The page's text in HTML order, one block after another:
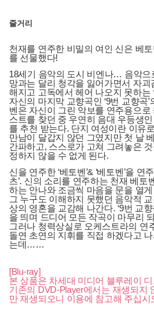
줄거리
천재를 연주한 비밀의 여인 신은 베
를 선물했다!
18세기 음악의 도시 비엔나… 음악으
망과는 달리 청각을 잃어가면서 자
해지고 고독에서 헤어 나오지 못하
자신의 마지막 교향곡인 ‘9번 교향곡
벤은 자신이 그린 악보를 연주용으
스트를 찾던 중 우연히 음대 우등생
를 추천 받는다. 단지 여성이란 이유
만남이 달갑지 않던 그였지만 첫 날
간파하고, 스스로가 고쳐 그려놓은
정하지 않을 수 없게 된다.
신을 연주한 ‘베토벤’& ‘베토벤’을 연
츠’. 신의 소리를 연주하는 천재 베토
하는 안나와 조금씩 마음을 문을 열
그 누구도 이해하지 못했던 음악적
상의 영혼을 교감해 나간다. ‘9번 교
을 띄며 드디어 모든 작곡이 마무리
그러나 청력상실로 오케스트라의 연
돌연 초연의 지휘를 직접 하겠다고
는데……
[Blu-ray]
본 상품은 차세대 미디어 블루레이
기존의 DVD-Player에서는 재생되지
만 재생되오니 이용에 참고해 주십시